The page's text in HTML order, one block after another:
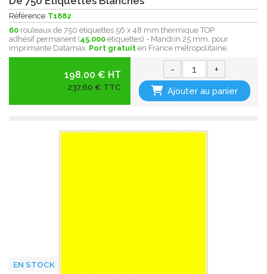
Référence T1882
60 rouleaux de 750 étiquettes 56 x 48 mm thermique TOP
adhésif permanent (45.000 étiquettes) - Mandrin 25 mm, pour
imprimante Datamax. Port gratuit en France métropolitaine.
198.00 € HT
237,60 € TTC
- +
Ajouter au panier
EN STOCK